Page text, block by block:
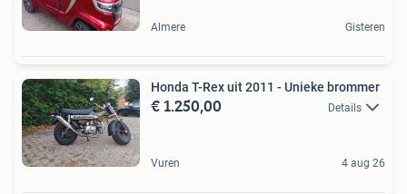
Almere Gisteren
Honda T-Rex uit 2011 - Unieke brommer
€ 1.250,00 Details
Vuren 4 aug 26